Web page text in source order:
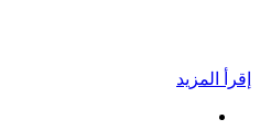
إقرأ المزيد